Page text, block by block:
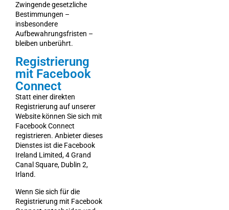
Zwingende gesetzliche
Bestimmungen –
insbesondere
Aufbewahrungsfristen –
bleiben unberührt.
Registrierung
mit Facebook
Connect
Statt einer direkten
Registrierung auf unserer
Website können Sie sich mit
Facebook Connect
registrieren. Anbieter dieses
Dienstes ist die Facebook
Ireland Limited, 4 Grand
Canal Square, Dublin 2,
Irland.
Wenn Sie sich für die
Registrierung mit Facebook